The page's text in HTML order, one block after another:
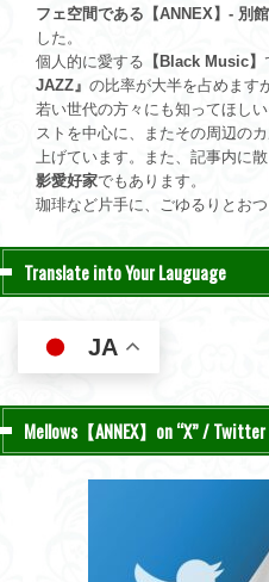
フェ空間である【ANNEX】- 別館
した。
個人的に愛する 【Black Music】
JAZZ』 の比率が大半を占めます
若い世代の方々にも知ってほし
ストを中心に、またその周辺の
上げています。また、記事内に
影愛好家でもあります。
珈琲など片手に、ごゆるりとお
Translate into Your Lauguage
JA
Mellows【ANNEX】on “X” / Twitter